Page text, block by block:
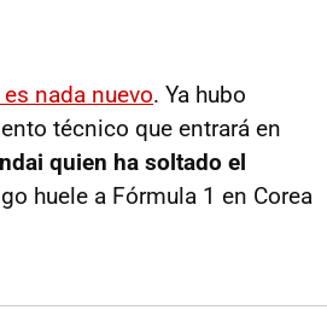
nada nuevo. Ya hubo
técnico que entrará en
quien ha soltado el
huele a Fórmula 1 en Corea